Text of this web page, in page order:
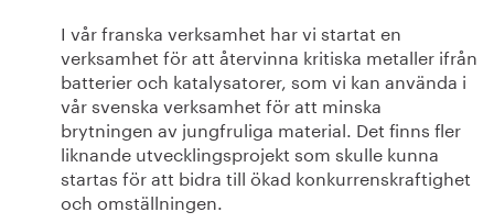
I vår franska verksamhet har vi startat en
verksamhet för att återvinna kritiska metaller ifrån
batterier och katalysatorer, som vi kan använda i
vår svenska verksamhet för att minska
brytningen av jungfruliga material. Det finns fler
liknande utvecklingsprojekt som skulle kunna
startas för att bidra till ökad konkurrenskraftighet
och omställningen.